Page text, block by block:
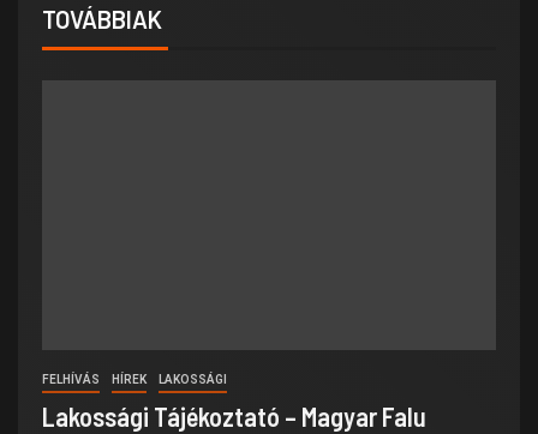
TOVÁBBIAK
FELHÍVÁS HÍREK LAKOSSÁGI
Lakossági Tájékoztató – Magyar Falu